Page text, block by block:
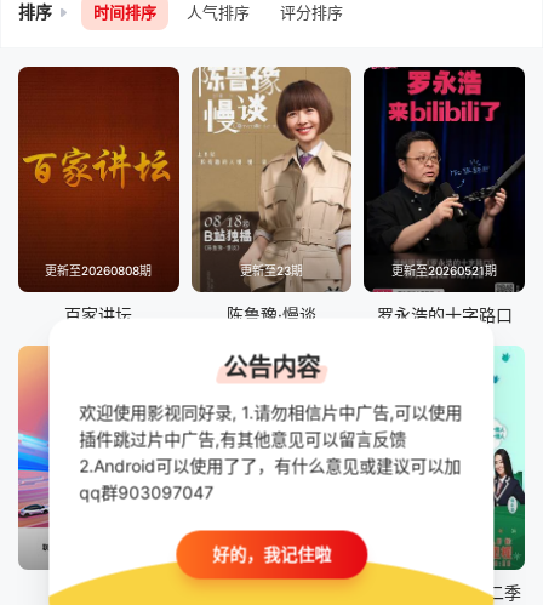
排序 时间排序 人气排序 评分排序
更新至20260808期
百家讲坛
更新至23期
陈鲁豫·慢谈
更新至20260521期
罗永浩的十字路口
第10期
笑有新生 喜剧班的春天第二季
公告内容
欢迎使用影视同好录, 1.请勿相信片中广告,可以使用
插件跳过片中广告,有其他意见可以留言反馈
2.Android可以使用了了，有什么意见或建议可以加
qq群903097047
好的，我记住啦